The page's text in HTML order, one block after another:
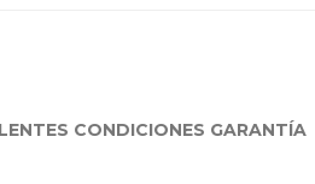
CONDICIONES GARANTÍA